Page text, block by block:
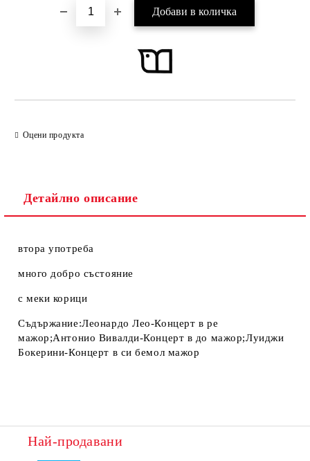
Оцени продукта
Детайлно описание
втора употреба
много добро състояние
с меки корици
Съдържание:Леонардо Лео-Концерт в ре
мажор;Антонио Вивалди-Концерт в до мажор;Луиджи
Бокерини-Концерт в си бемол мажор
Най-продавани